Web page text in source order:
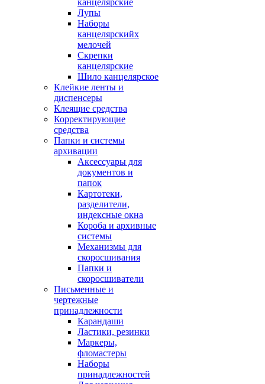
канцелярские
Лупы
Наборы
канцелярскийх
мелочей
Скрепки
канцелярские
Шило канцелярское
Клейкие ленты и
диспенсеры
Клеящие средства
Корректирующие
средства
Папки и системы
архивации
Аксессуары для
документов и
папок
Картотеки,
разделители,
индексные окна
Короба и архивные
системы
Механизмы для
скоросшивания
Папки и
скоросшиватели
Письменные и
чертежные
принадлежности
Карандаши
Ластики, резинки
Маркеры,
фломастеры
Наборы
принадлежностей